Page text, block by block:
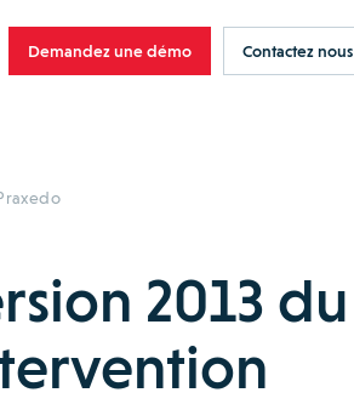
Demandez une démo Contactez nous
2013 du